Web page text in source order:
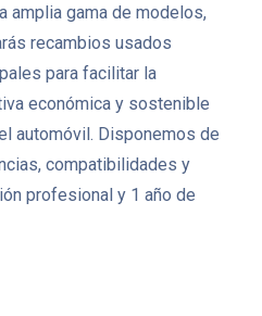
amplia gama de modelos,
recambios usados
para facilitar la
económica y sostenible
automóvil. Disponemos de
compatibilidades y
profesional y 1 año de